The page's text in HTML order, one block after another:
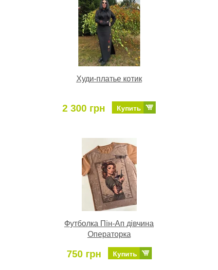
Худи-платье котик
2 300 грн Купить
Футболка Пін-Ап дівчина
Операторка
750 грн Купить